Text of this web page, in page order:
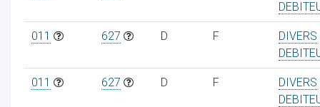
011 627 D F
DIVERS
011 627 D F
DIVERS